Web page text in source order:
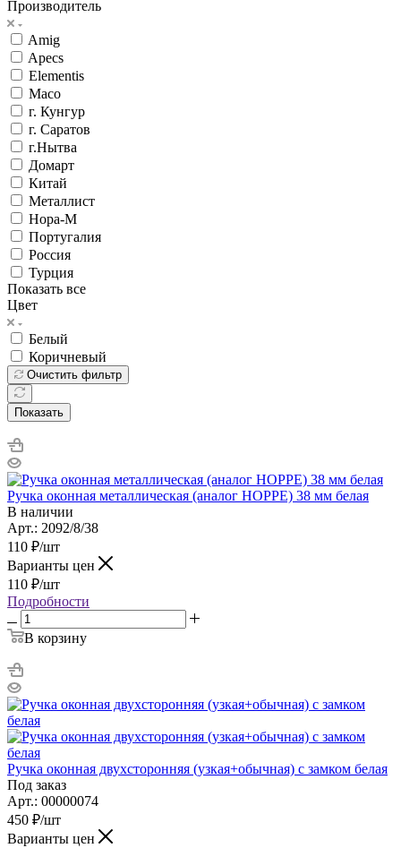
Производитель
Amig
Apecs
Elementis
Maco
г. Кунгур
г. Саратов
г.Нытва
Домарт
Китай
Металлист
Нора-М
Португалия
Россия
Турция
Показать все
Цвет
Белый
Коричневый
Очистить фильтр
Показать
Ручка оконная металлическая (аналог HOPPE) 38 мм белая
В наличии
Арт.: 2092/8/38
110 ₽/шт
Варианты цен
110 ₽/шт
Подробности
В корзину
Ручка оконная двухсторонняя (узкая+обычная) с замком белая
Под заказ
Арт.: 00000074
450 ₽/шт
Варианты цен